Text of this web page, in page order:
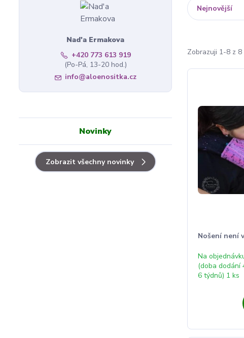
Nejnovější
Zobrazuji 1-8 z 8
Nošení není
Na
(doba dodání
6 týdnů) 1 ks
Nad'a Ermakova
+420 773 613 919
(Po-Pá, 13-20 hod.)
info@aloenositka.cz
Novinky
Zobrazit všechny novinky